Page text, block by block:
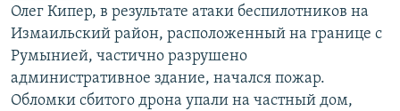
Олег Кипер, в результате атаки беспилотников на
Измаильский район, расположенный на границе с
Румынией, частично разрушено
административное здание, начался пожар.
Обломки сбитого дрона упали на частный дом,